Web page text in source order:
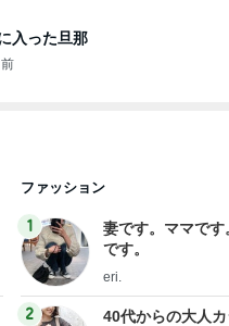
入った旦那
ファッション
1
妻です。ママです
です。
eri.
2
40代からの大人